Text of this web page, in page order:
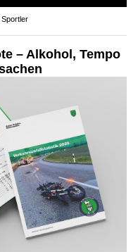
– Alkohol, Tempo